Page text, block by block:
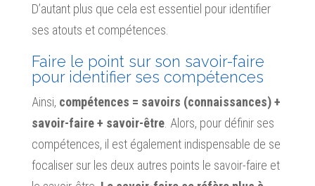
D’autant plus que cela est essentiel pour identifier
ses atouts et compétences.
Faire le point sur son savoir-faire
pour identifier ses compétences
Ainsi, compétences = savoirs (connaissances) +
savoir-faire + savoir-être. Alors, pour définir ses
compétences, il est également indispensable de se
focaliser sur les deux autres points le savoir-faire et